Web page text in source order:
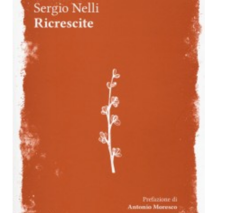
Dicono di Noi
Rassegna Stampa
Archivio
Partnership
Giallo Stresa
Premio Chiara
Tabù Festival 2014
Salone di Torino